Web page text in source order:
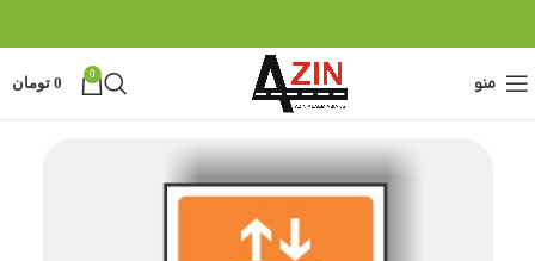
منو 0
0 تومان